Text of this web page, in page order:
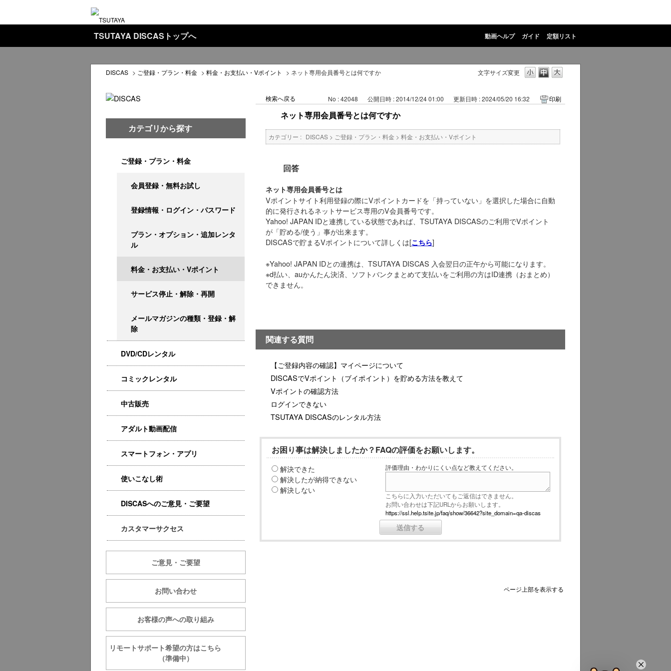
TSUTAYA DISCASトップへ 動画ヘルプ ガイド 定額リスト
文字サイズ変更
DISCAS > ご登録・プラン・料金 > 料金・お支払い・Vポイント > ネット専用会員番号とは何ですか
カテゴリから探す
ご登録・プラン・料金
会員登録・無料お試し
登録情報・ログイン・パスワード
プラン・オプション・追加レンタ
ル
料金・お支払い・Vポイント
サービス停止・解除・再開
メールマガジンの種類・登録・解
除
DVD/CDレンタル
コミックレンタル
中古販売
アダルト動画配信
スマートフォン・アプリ
使いこなし術
DISCASへのご意見・ご要望
カスタマーサクセス
ご意見・ご要望
お問い合わせ
お客様の声への取り組み
リモートサポート希望の方はこちら
（準備中）
検索へ戻る No : 42048 公開日時 : 2014/12/24 01:00 更新日時 : 2024/05/20 16:32 印刷
ネット専用会員番号とは何ですか
カテゴリー : DISCAS > ご登録・プラン・料金 > 料金・お支払い・Vポイント
回答
ネット専用会員番号とは
Vポイントサイト利用登録の際にVポイントカードを「持っていない」を選択した場合に自動
的に発行されるネットサービス専用のV会員番号です。
Yahoo! JAPAN IDと連携している状態であれば、TSUTAYA DISCASのご利用でVポイント
が「貯める/使う」事が出来ます。
DISCASで貯まるVポイントについて詳しくは[こちら]
※Yahoo! JAPAN IDとの連携は、TSUTAYA DISCAS 入会翌日の正午から可能になります。
※d払い、auかんたん決済、ソフトバンクまとめて支払いをご利用の方はID連携（おまとめ）
できません。
関連する質問
【ご登録内容の確認】マイページについて
DISCASでVポイント（ブイポイント）を貯める方法を教えて
Vポイントの確認方法
ログインできない
TSUTAYA DISCASのレンタル方法
お困り事は解決しましたか？FAQの評価をお願いします。
解決できた
解決したが納得できない
解決しない
評価理由・わかりにくい点など教えてください。
こちらに入力いただいてもご返信はできません。
お問い合わせは下記URLからお願いします。
https://ssl.help.tsite.jp/faq/show/36642?site_domain=qa-discas
ページ上部を表示する